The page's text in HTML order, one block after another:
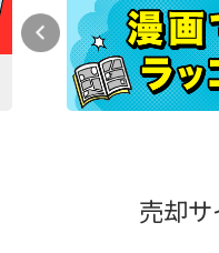
売却サ